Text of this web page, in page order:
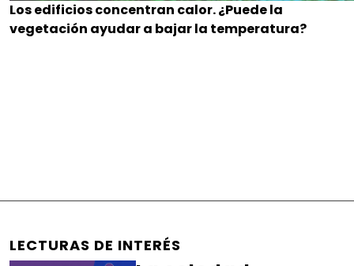
Los edificios concentran calor. ¿Puede la
vegetación ayudar a bajar la temperatura?
LECTURAS DE INTERÉS